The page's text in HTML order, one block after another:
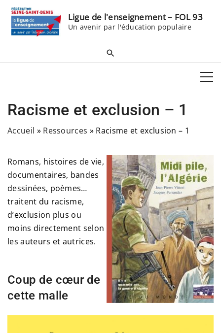
Ligue de l'enseignement – FOL 93
Un avenir par l'éducation populaire
Racisme et exclusion – 1
Accueil » Ressources » Racisme et exclusion – 1
Romans, histoires de vie,
documentaires, bandes
dessinées, poèmes…
traitent du racisme,
d’exclusion plus ou
moins directement selon
les auteurs et autrices.
Coup de cœur de
cette malle